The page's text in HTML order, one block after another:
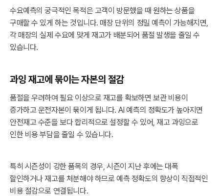
수요예측의 궁극적인 목적은 고객이 방문했을 때 원하는 상품을
구매할 수 있게 하는 것입니다. 매장 단위의 정밀 예측이 가능해지면,
각 매장의 실제 수요에 맞게 재고가 배분되어 품절 발생을 줄일 수
있습니다.
과잉 재고에 묶이는 자본의 절감
품절을 우려하여 필요 이상으로 재고를 확보하면 보관 비용이
증가하고 운전자본이 묶이게 됩니다. AI 예측의 정확도가 높아지면
안전재고 수준을 보다 합리적으로 설정할 수 있어, 재고 과잉으로
인한 비용 부담을 줄일 수 있습니다.
특히 시즌성이 강한 품목의 경우, 시즌이 지난 후에는 대폭
할인하거나 재고를 처분해야 하므로 예측 정확도의 향상이 직접적인
비용 절감으로 연결됩니다.